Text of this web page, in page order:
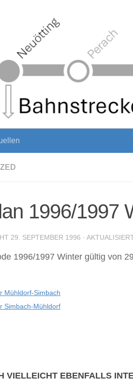
1996/1997
29. SEPTEMBER 1996 ·
1996/1997 Winter gültig von
Mühldorf-Simbach
Simbach-Mühldorf
VIELLEICHT EBENFALLS